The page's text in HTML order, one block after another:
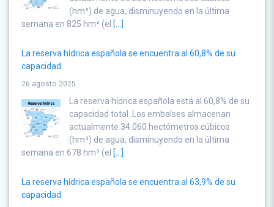
(hm³) de agua, disminuyendo en la última
semana en 825 hm³ (el [...]
La reserva hídrica española se encuentra al 60,8% de su
capacidad
26 agosto 2025
La reserva hídrica española está al 60,8% de su
capacidad total. Los embalses almacenan
actualmente 34.060 hectómetros cúbicos
(hm³) de agua, disminuyendo en la última
semana en 678 hm³ (el [...]
La reserva hídrica española se encuentra al 63,9% de su
capacidad